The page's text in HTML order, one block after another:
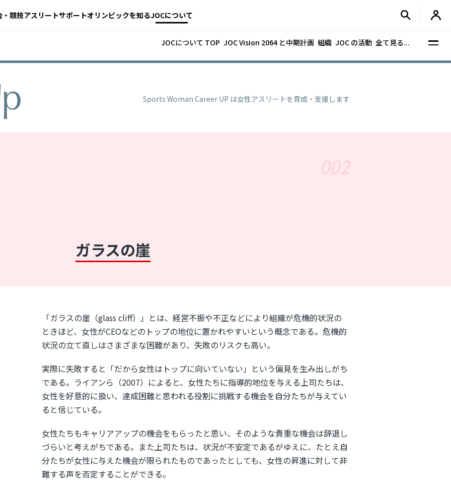
・競技アスリートサポートオリンピックを知るJOCについて
JOCについて TOP JOC Vision 2064 と中期計画 組織 JOC の活動 全て見る...
Sports Woman Career UP は女性アスリートを育成・支援します
ガラスの崖
002
「ガラスの崖（glass cliff）」とは、経営不振や不正などにより組織が危機的状況の
ときほど、女性がCEOなどのトップの地位に置かれやすいという概念である。危機的
状況の立て直しはさまざまな困難があり、失敗のリスクも高い。
実際に失敗すると「だから女性はトップに向いていない」という偏見を生み出しがち
である。ライアンら（2007）によると、女性たちに指導的地位を与える上司たちは、
女性を好意的に扱い、達成困難と思われる役割に挑戦する機会を自分たちが与えてい
ると信じている。
女性たちもキャリアアップの機会をもらったと思い、そのような貴重な機会は辞退し
づらいと考えがちである。また上司たちは、状況が不安定であるがゆえに、たとえ自
分たちが女性に与えた機会が限られたものであったとしても、女性の昇進に対して非
難する声を否定することができる。